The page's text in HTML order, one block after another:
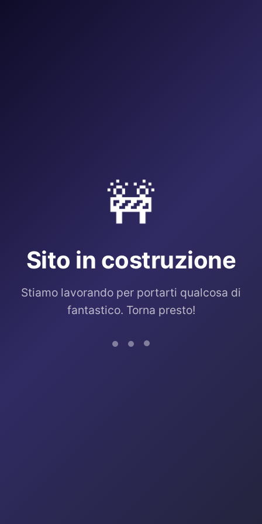
🚧
Sito in costruzione
Stiamo lavorando per portarti qualcosa di
fantastico. Torna presto!